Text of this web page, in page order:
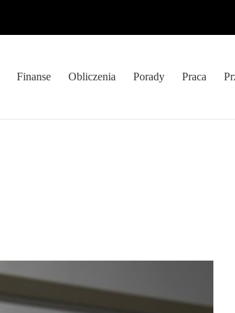
Finanse Obliczenia Porady Praca